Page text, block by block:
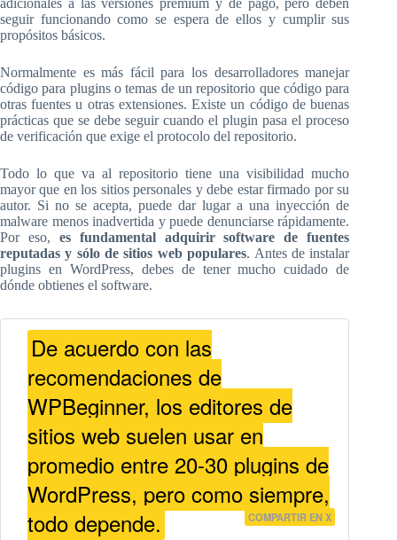
adicionales a las versiones premium y de pago, pero deben
seguir funcionando como se espera de ellos y cumplir sus
propósitos básicos.
Normalmente es más fácil para los desarrolladores manejar
código para plugins o temas de un repositorio que código para
otras fuentes u otras extensiones. Existe un código de buenas
prácticas que se debe seguir cuando el plugin pasa el proceso
de verificación que exige el protocolo del repositorio.
Todo lo que va al repositorio tiene una visibilidad mucho
mayor que en los sitios personales y debe estar firmado por su
autor. Si no se acepta, puede dar lugar a una inyección de
malware menos inadvertida y puede denunciarse rápidamente.
Por eso, es fundamental adquirir software de fuentes
reputadas y sólo de sitios web populares. Antes de instalar
plugins en WordPress, debes de tener mucho cuidado de
dónde obtienes el software.
De acuerdo con las
recomendaciones de
WPBeginner, los editores de
sitios web suelen usar en
promedio entre 20-30 plugins de
WordPress, pero como siempre,
todo depende.
COMPARTIR EN X